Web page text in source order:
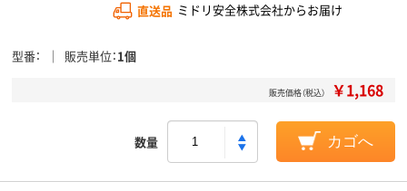
直送品 ミドリ安全株式会社からお届け
型番 販売単位 1個
販売価格（税込） ￥1,168
数量 カゴへ